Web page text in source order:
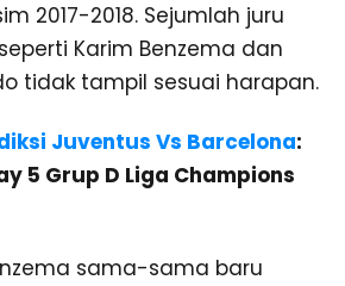
2017-2018. Sejumlah juru
Karim Benzema dan
tidak tampil sesuai harapan.
Juventus Vs Barcelona:
5 Grup D Liga Champions
sama-sama baru